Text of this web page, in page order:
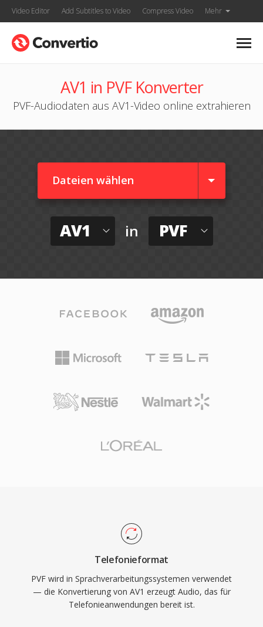
Video Editor Add Subtitles to Video Compress Video Mehr
AV1 in PVF Konverter
PVF-Audiodaten aus AV1-Video online extrahieren
Dateien wählen
AV1 in PVF
Telefonieformat
PVF wird in Sprachverarbeitungssystemen verwendet
— die Konvertierung von AV1 erzeugt Audio, das für
Telefonieanwendungen bereit ist.